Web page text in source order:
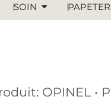
SOIN
OPINEL •